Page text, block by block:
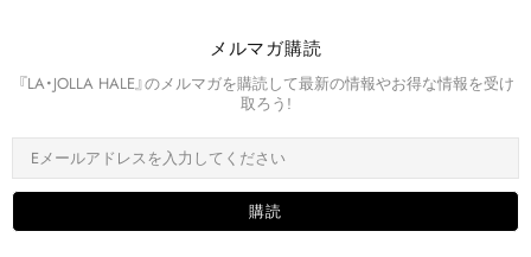
メルマガ購読
『LA・JOLLA HALE』のメルマガを購読して最新の情報やお得な情報を受け
取ろう!